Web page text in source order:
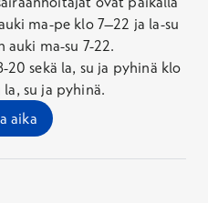
ma-pe klo 7–22 ja la-su
ma-su 7-22.
20 sekä la, su ja pyhinä klo
la, su ja pyhinä.
aika